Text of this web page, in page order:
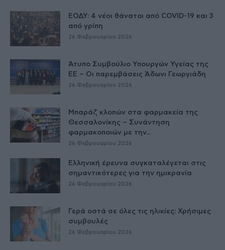
ΕΟΔΥ: 4 νέοι θάνατοι από COVID-19 και 3
από γρίπη
26 Φεβρουαρίου 2026
Άτυπο Συμβούλιο Υπουργών Υγείας της
ΕE – Οι παρεμβάσεις Άδωνι Γεωργιάδη
26 Φεβρουαρίου 2026
Μπαράζ κλοπών στα φαρμακεία της
Θεσσαλονίκης – Συνάντηση
φαρμακοποιών με την...
26 Φεβρουαρίου 2026
Ελληνική έρευνα συγκαταλέγεται στις
σημαντικότερες για την ημικρανία
26 Φεβρουαρίου 2026
Γερά οστά σε όλες τις ηλικίες: Χρήσιμες
συμβουλές
26 Φεβρουαρίου 2026